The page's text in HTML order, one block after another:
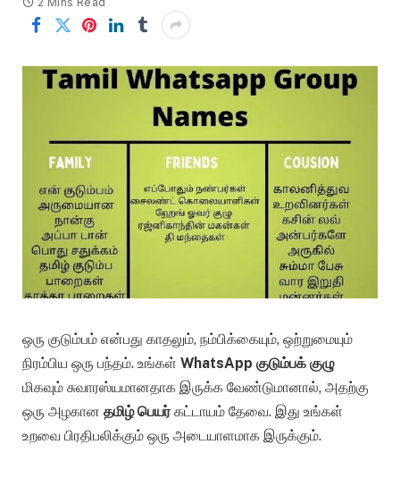
ஒரு குடும்பம் என்பது காதலும், நம்பிக்கையும், ஒற்றுமையும்
நிரம்பிய ஒரு பந்தம். உங்கள் WhatsApp குடும்பக் குழு
மிகவும் சுவாரஸ்யமானதாக இருக்க வேண்டுமானால், அதற்கு
ஒரு அழகான தமிழ் பெயர்கட்டாயம் தேவை. இது உங்கள்
உறவை பிரதிபலிக்கும் ஒரு அடையாளமாக இருக்கும்.